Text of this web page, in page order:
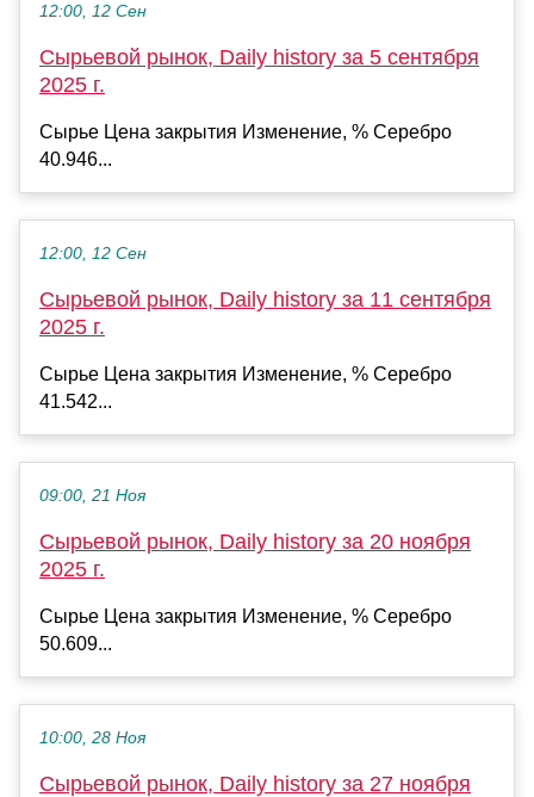
12:00, 12 Сен
Сырьевой рынок, Daily history за 5 сентября
2025 г.
Сырье Цена закрытия Изменение, % Серебро
40.946...
12:00, 12 Сен
Сырьевой рынок, Daily history за 11 сентября
2025 г.
Сырье Цена закрытия Изменение, % Серебро
41.542...
09:00, 21 Ноя
Сырьевой рынок, Daily history за 20 ноября
2025 г.
Сырье Цена закрытия Изменение, % Серебро
50.609...
10:00, 28 Ноя
Сырьевой рынок, Daily history за 27 ноября